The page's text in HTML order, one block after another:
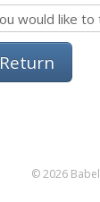
Return
© 2026